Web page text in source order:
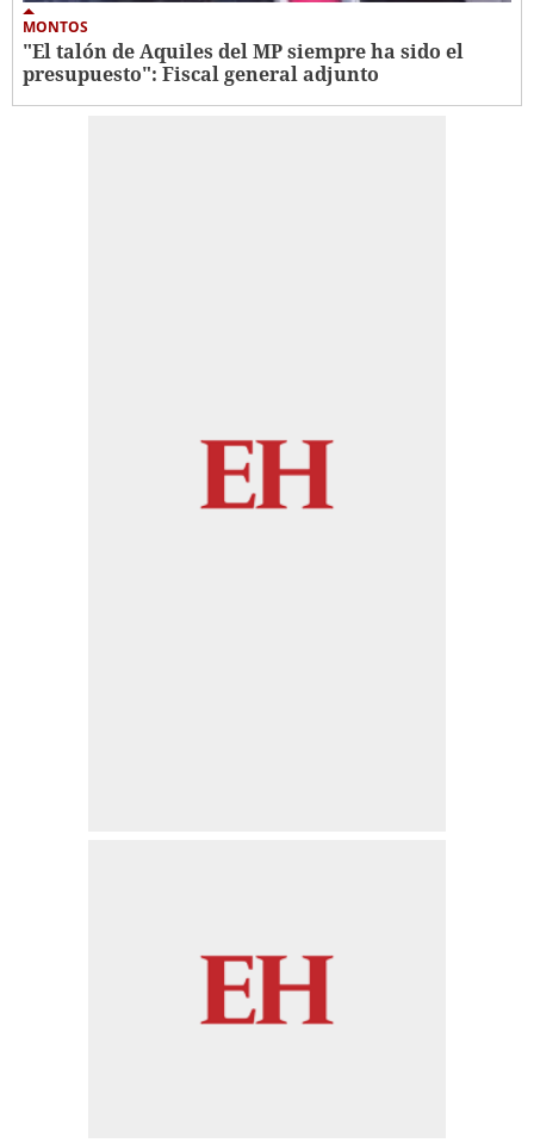
MONTOS
"El talón de Aquiles del MP siempre ha sido el
presupuesto": Fiscal general adjunto